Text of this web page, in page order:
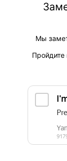
Мы
Пройдите